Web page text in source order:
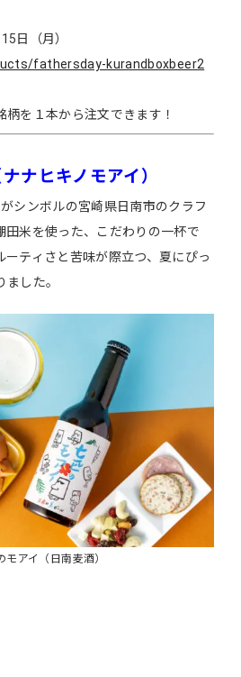
日（月）
fathersday-kurandboxbeer2
を１本から注文できます！
ナヒキノモアイ）
シンボルの宮崎県日南市のクラフ
田米を使った、こだわりの一杯で
ティさと苦味が際立つ、夏にぴっ
した。
モアイ（日南麦酒）